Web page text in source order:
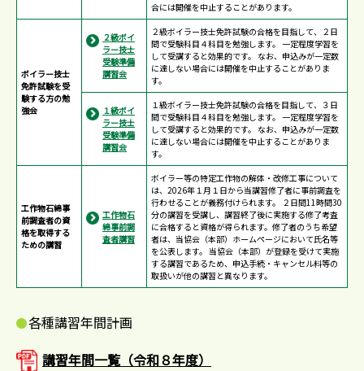
合には開催を中止することがあります。
ボイラー技士
免許試験を受
験する方の勉
強会
２級ボイ
ラー技士
受験準備
講習会
２級ボイラー技士免許試験の合格を目指して、２日
間で受験科目４科目を勉強します。 一定程度学習を
して受講すると効果的です。 なお、申込みが一定数
に達しない場合には開催を中止することがありま
す。
１級ボイ
ラー技士
受験準備
講習会
１級ボイラー技士免許試験の合格を目指して、３日
間で受験科目４科目を勉強します。 一定程度学習を
して受講すると効果的です。 なお、申込みが一定数
に達しない場合には開催を中止することがありま
す。
工作物石綿事
前調査者の資
格を取得する
ための講習
工作物石
綿事前調
査者講習
ボイラー等の特定工作物の解体・改修工事について
は、2026年１月１日から当講習修了者に事前調査を
行わせることが義務付けられます。 ２日間11時間30
分の講習を受講し、講習終了後に実施する修了考査
に合格すると資格が得られます。修了者のうち希望
者は、当協会（本部）ホームページにおいて氏名等
を公表します。 当協会（本部）が登録を受けて実施
する講習であるため、申込手続・キャンセル料等の
取扱いが他の講習と異なります。
各種講習年間計画
講習年間一覧（令和８年度）